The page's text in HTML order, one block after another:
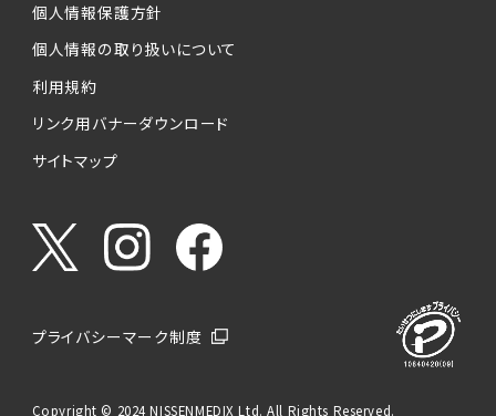
個人情報保護方針
個人情報の取り扱いについて
利用規約
リンク用バナーダウンロード
サイトマップ
プライバシーマーク制度
Copyright © 2024 NISSENMEDIX Ltd. All Rights Reserved.